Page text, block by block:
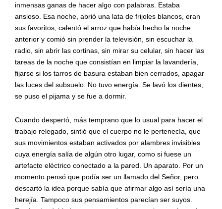
inmensas ganas de hacer algo con palabras. Estaba
ansioso. Esa noche, abrió una lata de frijoles blancos, eran
sus favoritos, calentó el arroz que había hecho la noche
anterior y comió sin prender la televisión, sin escuchar la
radio, sin abrir las cortinas, sin mirar su celular, sin hacer las
tareas de la noche que consistían en limpiar la lavandería,
fijarse si los tarros de basura estaban bien cerrados, apagar
las luces del subsuelo. No tuvo energía. Se lavó los dientes,
se puso el pijama y se fue a dormir.
Cuando despertó, más temprano que lo usual para hacer el
trabajo relegado, sintió que el cuerpo no le pertenecía, que
sus movimientos estaban activados por alambres invisibles
cuya energía salía de algún otro lugar, como si fuese un
artefacto eléctrico conectado a la pared. Un aparato. Por un
momento pensó que podía ser un llamado del Señor, pero
descartó la idea porque sabía que afirmar algo así sería una
herejía. Tampoco sus pensamientos parecían ser suyos.